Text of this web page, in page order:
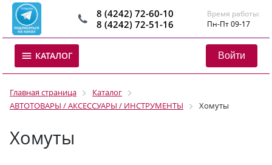
8 (4242) 72-60-10
8 (4242) 72-51-16
Время работы:
Пн-Пт 09-17
КАТАЛОГ Войти
Главная страница
Каталог
АВТОТОВАРЫ / АКСЕССУАРЫ / ИНСТРУМЕНТЫ
Хомуты
Хомуты